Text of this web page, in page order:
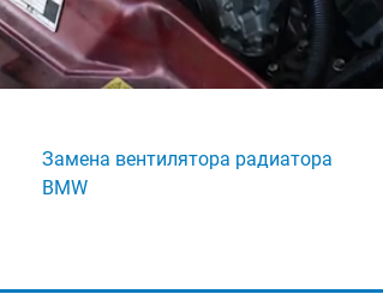
Замена вентилятора радиатора
BMW